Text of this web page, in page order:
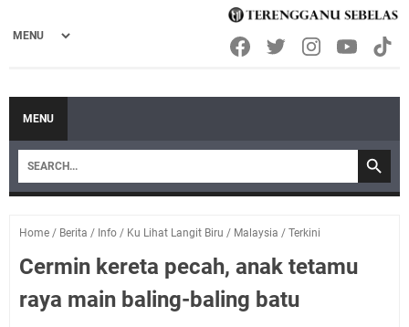
MENU
Home / Berita / Info / Ku Lihat Langit Biru / Malaysia / Terkini
Cermin kereta pecah, anak tetamu
raya main baling-baling batu